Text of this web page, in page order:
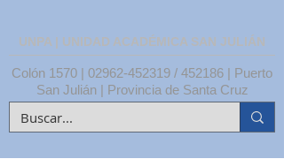
UNPA | UNIDAD ACADÉMICA SAN JULIÁN
Colón 1570 | 02962-452319 / 452186 | Puerto
San Julián | Provincia de Santa Cruz